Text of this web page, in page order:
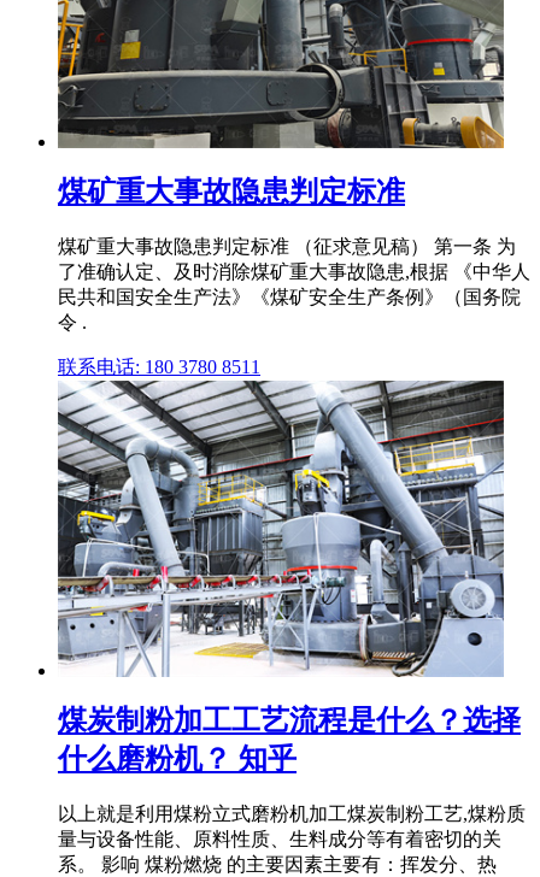
煤矿重大事故隐患判定标准
煤矿重大事故隐患判定标准 （征求意见稿） 第一条 为
了准确认定、及时消除煤矿重大事故隐患,根据 《中华人
民共和国安全生产法》《煤矿安全生产条例》（国务院
令 .
联系电话: 180 3780 8511
煤炭制粉加工工艺流程是什么？选择
什么磨粉机？ 知乎
以上就是利用煤粉立式磨粉机加工煤炭制粉工艺,煤粉质
量与设备性能、原料性质、生料成分等有着密切的关
系。 影响 煤粉燃烧 的主要因素主要有：挥发分、热